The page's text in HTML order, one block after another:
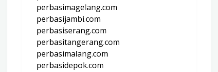
perbasimagelang.com
perbasijambi.com
perbasiserang.com
perbasitangerang.com
perbasimalang.com
perbasidepok.com